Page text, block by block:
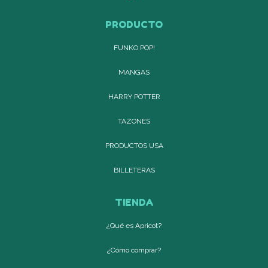
PRODUCTO
FUNKO POP!
MANGAS
HARRY POTTER
TAZONES
PRODUCTOS USA
BILLETERAS
TIENDA
¿Qué es Apricot?
¿Cómo comprar?